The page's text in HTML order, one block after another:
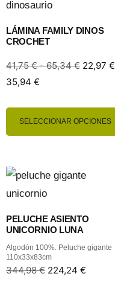
LÁMINA FAMILY DINOS
CROCHET
41,75€ - 65,34€ 22,97 €
35,94 €
SELECCIONAR OPCIONES
PELUCHE ASIENTO
UNICORNIO LUNA
Algodón 100%. Peluche gigante
110x33x83cm
344,98€ 224,24 €